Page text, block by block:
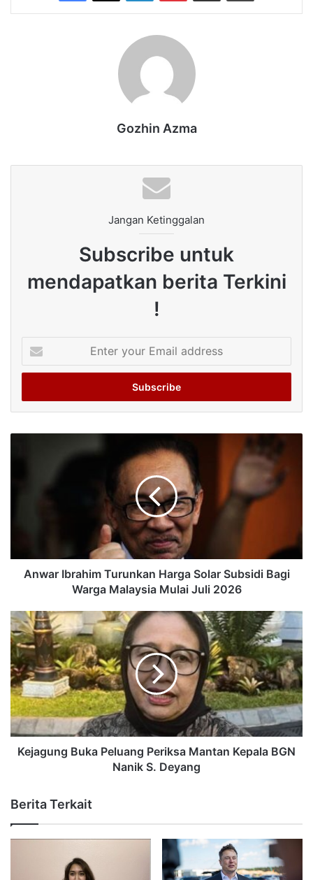
Gozhin Azma
Jangan Ketinggalan
Subscribe untuk
mendapatkan berita Terkini
!
your
Email
Anwar Ibrahim Turunkan Harga Solar Subsidi Bagi
Warga Malaysia Mulai Juli 2026
Kejagung Buka Peluang Periksa Mantan Kepala BGN
Nanik S. Deyang
Berita Terkait